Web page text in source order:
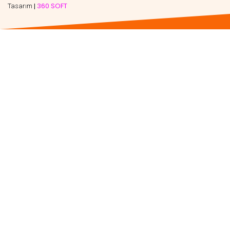
Tasarım | 360 SOFT